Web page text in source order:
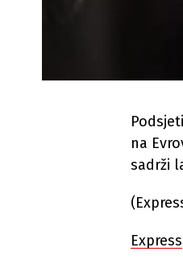
na
sadrži
Express